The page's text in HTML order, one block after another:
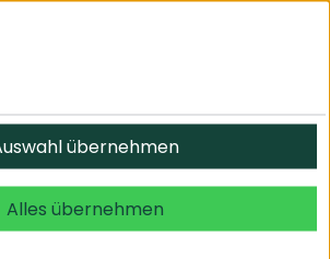
alle Rechte vorbehalten.
übernehmen
Alles übernehmen